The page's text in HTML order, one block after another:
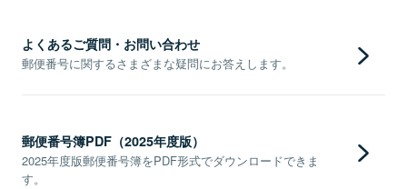
よくあるご質問・お問い合わせ
郵便番号に関するさまざまな疑問にお答えします。
郵便番号簿PDF（2025年度版）
2025年度版郵便番号簿をPDF形式でダウンロードできま
す。